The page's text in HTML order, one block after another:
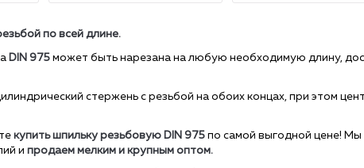
по всей длине.
DIN 975 может быть нарезана на любую необходимую длину,
стержень с резьбой на обоих концах, при этом
купить шпильку резьбовую DIN 975 по самой выгодной цене! Мы
и продаем мелким и крупным оптом.